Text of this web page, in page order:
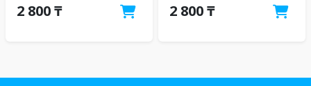
2 800 ₸ 2 800 ₸